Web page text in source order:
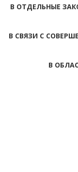
В ОТДЕЛЬНЫЕ
В СВЯЗИ С
В